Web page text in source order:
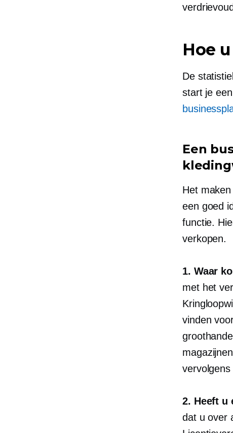
Hoe
De
start je
Een
Het
een goed
functie.
verkopen.
1. Waar
met het
vinden
2. Heeft u
dat u over